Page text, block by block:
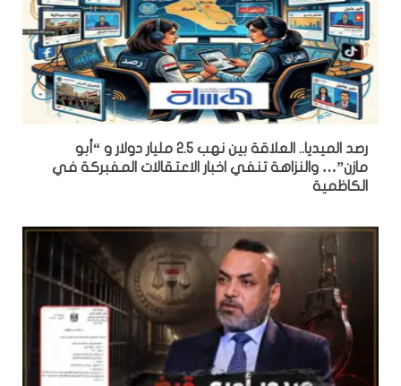
رصد الميديا.. العلاقة بين نهب 2.5 مليار دولار و “أبو
مازن”… والنزاهة تنفي اخبار الاعتقالات المفبركة في
الكاظمية